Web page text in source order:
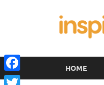
HOME
Facebook